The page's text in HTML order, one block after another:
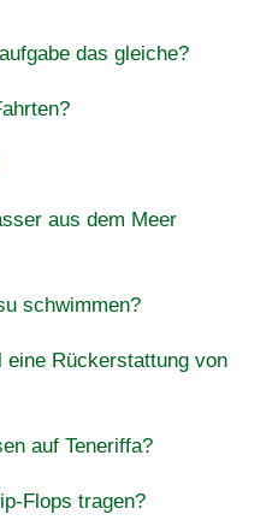
das gleiche?
aus dem Meer
schwimmen?
eine Rückerstattung von
auf Teneriffa?
Flops tragen?